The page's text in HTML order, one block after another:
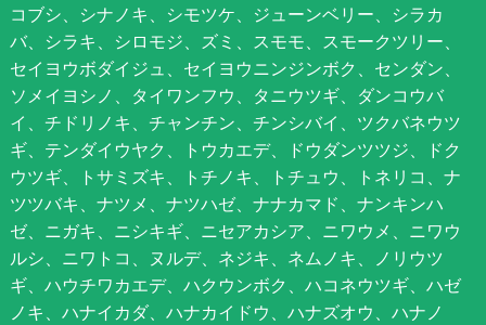
コブシ、シナノキ、シモツケ、ジューンベリー、シラカ
バ、シラキ、シロモジ、ズミ、スモモ、スモークツリー、
セイヨウボダイジュ、セイヨウニンジンボク、センダン、
ソメイヨシノ、タイワンフウ、タニウツギ、ダンコウバ
イ、チドリノキ、チャンチン、チンシバイ、ツクバネウツ
ギ、テンダイウヤク、トウカエデ、ドウダンツツジ、ドク
ウツギ、トサミズキ、トチノキ、トチュウ、トネリコ、ナ
ツツバキ、ナツメ、ナツハゼ、ナナカマド、ナンキンハ
ゼ、ニガキ、ニシキギ、ニセアカシア、ニワウメ、ニワウ
ルシ、ニワトコ、ヌルデ、ネジキ、ネムノキ、ノリウツ
ギ、ハウチワカエデ、ハクウンボク、ハコネウツギ、ハゼ
ノキ、ハナイカダ、ハナカイドウ、ハナズオウ、ハナノ